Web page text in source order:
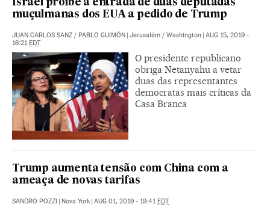
Israel proíbe a entrada de duas deputadas
muçulmanas dos EUA a pedido de Trump
JUAN CARLOS SANZ / PABLO GUIMÓN Jerusalém / Washington
AUG 15, 2019 -
16:21 EDT
O presidente republicano
obriga Netanyahu a vetar
duas das representantes
democratas mais críticas da
Casa Branca
Trump aumenta tensão com China com a
ameaça de novas tarifas
SANDRO POZZI | Nova York | AUG 01, 2019 - 19:41EDT